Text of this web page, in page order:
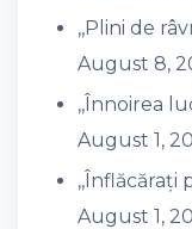
,,Plini de
August 8,
,,Înnoirea
August 1,
,,Înflăcărați
August 1,